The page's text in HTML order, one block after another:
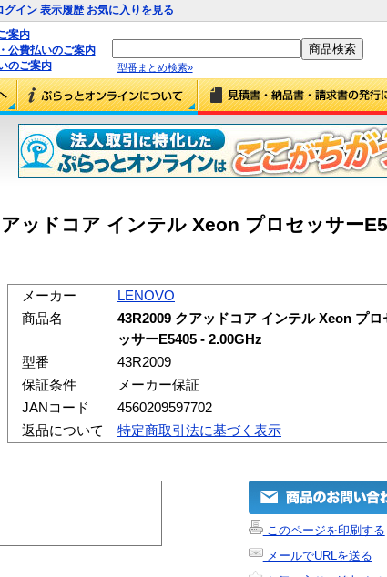
グイン 表示履歴 お気に入りを見る
案内
公費払いのご案内
のご案内
型番まとめ検索»
ッドコア インテル Xeon プロセッサー
メーカー
LENOVO
商品名
43R2009 クアッドコア インテル Xeon プロ
ッサーE5405 - 2.00GHz
型番
43R2009
保証条件
メーカー保証
JANコード
4560209597702
返品について
特定商取引法に基づく表示
このページを印刷する
メールでURLを送る